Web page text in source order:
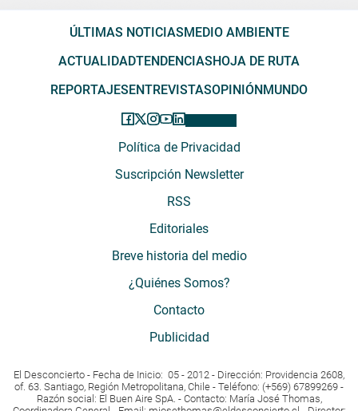
ÚLTIMAS NOTICIASMEDIO AMBIENTE
ACTUALIDADTENDENCIASHOJA DE RUTA
REPORTAJESENTREVISTASOPINIÓNMUNDO
Política de Privacidad
Suscripción Newsletter
RSS
Editoriales
Breve historia del medio
¿Quiénes Somos?
Contacto
Publicidad
El Desconcierto - Fecha de Inicio: 05 - 2012 - Dirección: Providencia 2608,
of. 63. Santiago, Región Metropolitana, Chile - Teléfono: (+569) 67899269 -
Razón social: El Buen Aire SpA. - Contacto: María José Thomas,